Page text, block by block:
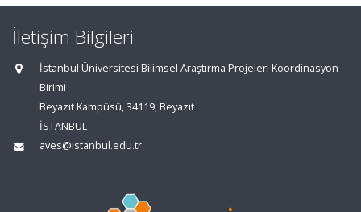
İletişim Bilgileri
İstanbul Üniversitesi Bilimsel Araştırma Projeleri Koordinasyon
Birimi
Beyazıt Kampüsü, 34119, Beyazıt
İSTANBUL
aves@istanbul.edu.tr